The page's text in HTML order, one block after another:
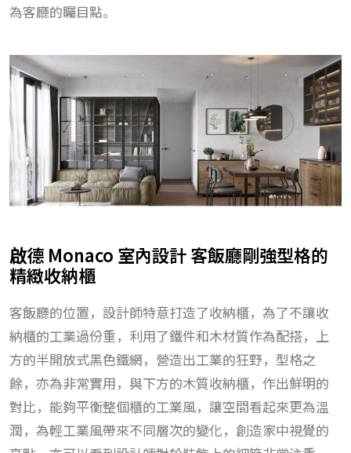
為客廳的矚目點。
啟德 Monaco 室內設計 客飯廳剛強型格的
精緻收納櫃
客飯廳的位置，設計師特意打造了收納櫃，為了不讓收
納櫃的工業過份重，利用了鐵件和木材質作為配搭，上
方的半開放式黑色鐵網，營造出工業的狂野，型格之
餘，亦為非常實用，與下方的木質收納櫃，作出鮮明的
對比，能夠平衡整個櫃的工業風，讓空間看起來更為溫
潤，為輕工業風帶來不同層次的變化，創造家中視覺的